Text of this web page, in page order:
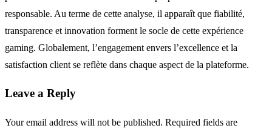
responsable. Au terme de cette analyse, il apparaît que fiabilité,
transparence et innovation forment le socle de cette expérience
gaming. Globalement, l’engagement envers l’excellence et la
satisfaction client se reflète dans chaque aspect de la plateforme.
Leave a Reply
Your email address will not be published. Required fields are